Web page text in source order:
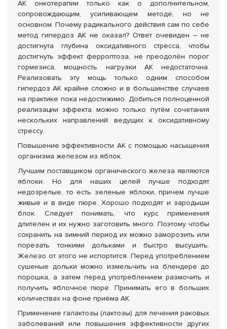
АК онкотерапии только как о дополнительном,
сопровождающим, усиливающем методе, но не
основном. Почему радикального действия сам по себе
метод гипердоз АК не оказал? Ответ очевиден – не
достигнута глубина оксидативного стресса, чтобы
достигнуть эффект ферроптоза, не преодолён порог
гормезиса, мощность нагрузки АК недостаточна.
Реализовать эту мощь только одним способом
гипердоз АК крайне сложно и в большинстве случаев
на практике пока недостижимо. Добиться полноценной
реализации эффекта можно только путём сочетания
нескольких направлений ведущих к оксидативному
стрессу.
Повышение эффективности АК с помощью насыщения
организма железом из яблок.
Лучшим поставщиком органического железа являются
яблоки. Но для наших целей лучше подходят
недозрелые, то есть зеленые яблоки, причем лучше
живые и в виде пюре. Хорошо подходят и зародыши
блок. Следует понимать, что курс применения
длителен и их нужно заготовить много. Поэтому чтобы
сохранить на зимний период их можно заморозить или
порезать тонкими дольками и быстро высушить.
Железо от этого не испортится. Перед употреблением
сушеные дольки можно измельчить на блендере до
порошка, а затем перед употреблением размочить и
получить яблочное пюре. Принимать его в больших
количествах на фоне приёма АК.
Применение галактозы (лактозы) для лечения раковых
заболеваний или повышения эффективности других